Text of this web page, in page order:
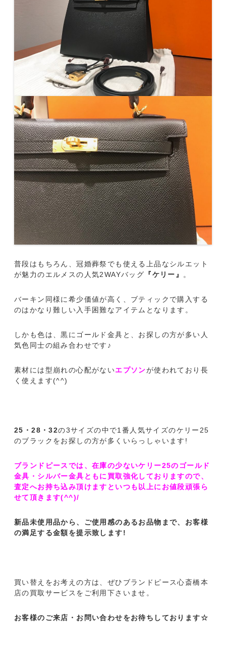
普段はもちろん、冠婚葬祭でも使える上品なシルエット
が魅力のエルメスの人気2WAYバッグ 『ケリー』 。
バーキン同様に希少価値が高く、ブティックで購入する
のはかなり難しい入手困難なアイテムとなります。
しかも色は、黒にゴールド金具と、お探しの方が多い人
気色同士の組み合わせです♪
素材には型崩れの心配がないエプソンが使われており長
く使えます(^^)
25・28・32の3サイズの中で1番人気サイズのケリー25
のブラックをお探しの方が多くいらっしゃいます!
ブランドピースでは、在庫の少ないケリー25のゴールド
金具・シルバー金具ともに買取強化しておりますので、
査定へお持ち込み頂けますといつも以上にお値段頑張ら
せて頂きます(^^)/
新品未使用品から、ご使用感のあるお品物まで、お客様
の満足する金額を提示致します!
買い替えをお考えの方は、ぜひブランドピース心斎橋本
店の買取サービスをご利用下さいませ。
お客様のご来店・お問い合わせをお待ちしております☆